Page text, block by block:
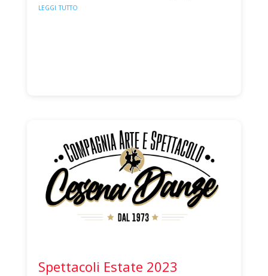
leggi tutto
Spettacoli Estate 2023